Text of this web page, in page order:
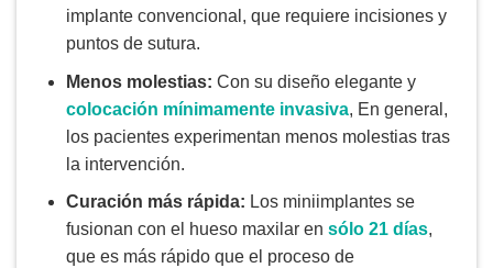
implante convencional, que requiere incisiones y
puntos de sutura.
Menos molestias: Con su diseño elegante y
colocación mínimamente invasiva, En general,
los pacientes experimentan menos molestias tras
la intervención.
Curación más rápida: Los miniimplantes se
fusionan con el hueso maxilar en sólo 21 días,
que es más rápido que el proceso de